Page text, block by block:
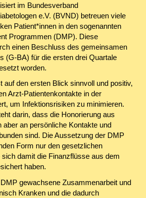
im Bundesverband
e.V. (BVND) betreuen viele
Patient*innen in den sogenannten
Programmen (DMP). Diese
einen Beschluss des gemeinsamen
(G-BA) für die ersten drei Quartale
worden.
auf den ersten Blick sinnvoll und positiv,
Arzt-Patientenkontakte in der
um Infektionsrisiken zu minimieren.
darin, dass die Honorierung aus
aber an persönliche Kontakte und
sind. Die Aussetzung der DMP
Form nur den gesetzlichen
damit die Finanzflüsse aus dem
haben.
gewachsene Zusammenarbeit und
Kranken und die dadurch